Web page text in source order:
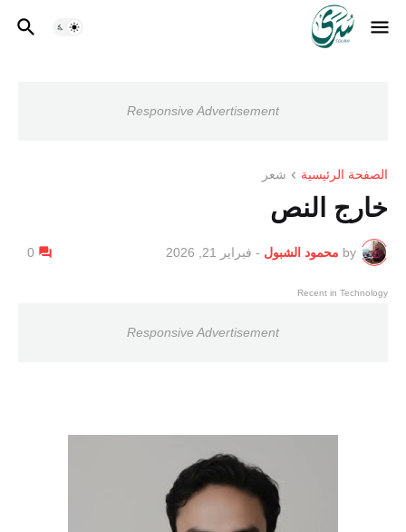
Responsive Advertisement
الصفحة الرئيسية شعر
خارج النص
by محمود الشبول - فبراير 21, 2026 0
Recent in Technology
Responsive Advertisement